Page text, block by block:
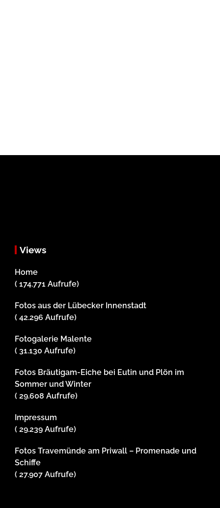
Views
Home
( 174.771 Aufrufe)
Fotos aus der Lübecker Innenstadt
( 42.296 Aufrufe)
Fotogalerie Malente
( 31.130 Aufrufe)
Fotos Bräutigam-Eiche bei Eutin und Plön im
Sommer und Winter
( 29.608 Aufrufe)
Impressum
( 29.239 Aufrufe)
Fotos Travemünde am Priwall – Promenade und
Schiffe
( 27.907 Aufrufe)